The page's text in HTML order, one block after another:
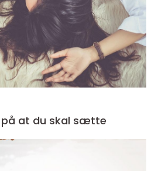
at du skal sætte